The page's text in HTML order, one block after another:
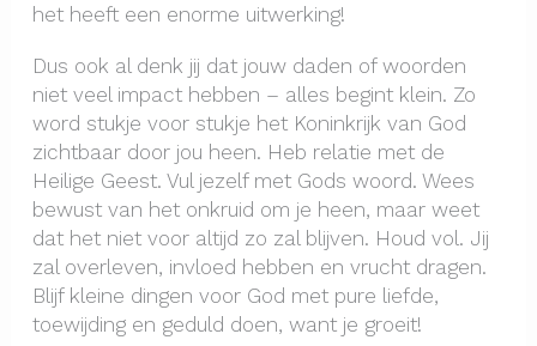
het heeft een enorme uitwerking!
Dus ook al denk jij dat jouw daden of woorden
niet veel impact hebben – alles begint klein. Zo
word stukje voor stukje het Koninkrijk van God
zichtbaar door jou heen. Heb relatie met de
Heilige Geest. Vul jezelf met Gods woord. Wees
bewust van het onkruid om je heen, maar weet
dat het niet voor altijd zo zal blijven. Houd vol. Jij
zal overleven, invloed hebben en vrucht dragen.
Blijf kleine dingen voor God met pure liefde,
toewijding en geduld doen, want je groeit!